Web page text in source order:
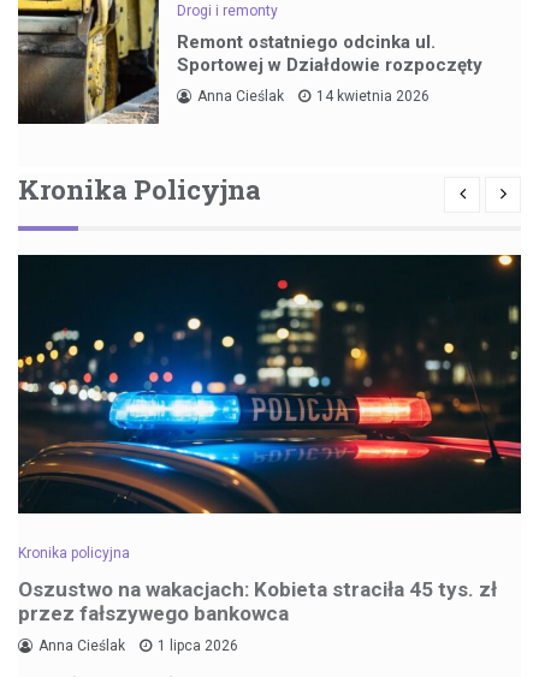
Drogi i remonty
Remont ostatniego odcinka ul.
Sportowej w Działdowie rozpoczęty
Anna Cieślak 14 kwietnia 2026
Kronika Policyjna
Kronika policyjna
Oszustwo na wakacjach: Kobieta straciła 45 tys. zł
przez fałszywego bankowca
Anna Cieślak 1 lipca 2026